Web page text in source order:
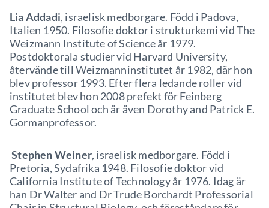
Lia Addadi, israelisk medborgare. Född i Padova,
Italien 1950. Filosofie doktor i strukturkemi vid The
Weizmann Institute of Science år 1979.
Postdoktorala studier vid Harvard University,
återvände till Weizmanninstitutet år 1982, där hon
blev professor 1993. Efter flera ledande roller vid
institutet blev hon 2008 prefekt för Feinberg
Graduate School och är även Dorothy and Patrick E.
Gormanprofessor.
Stephen Weiner, israelisk medborgare. Född i
Pretoria, Sydafrika 1948. Filosofie doktor vid
California Institute of Technology år 1976. Idag är
han Dr Walter and Dr Trude Borchardt Professorial